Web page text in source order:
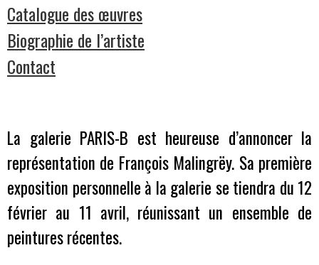
Catalogue des œuvres​
Biographie de l’artiste
Contact
La galerie PARIS-B est heureuse d’annoncer la
représentation de François Malingrëy. Sa première
exposition personnelle à la galerie se tiendra du 12
février au 11 avril, réunissant un ensemble de
peintures récentes.